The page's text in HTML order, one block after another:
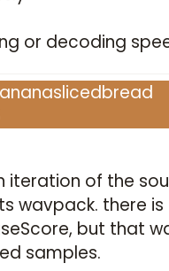
or decoding
iteration of the
wavpack. there is
but that
samples.